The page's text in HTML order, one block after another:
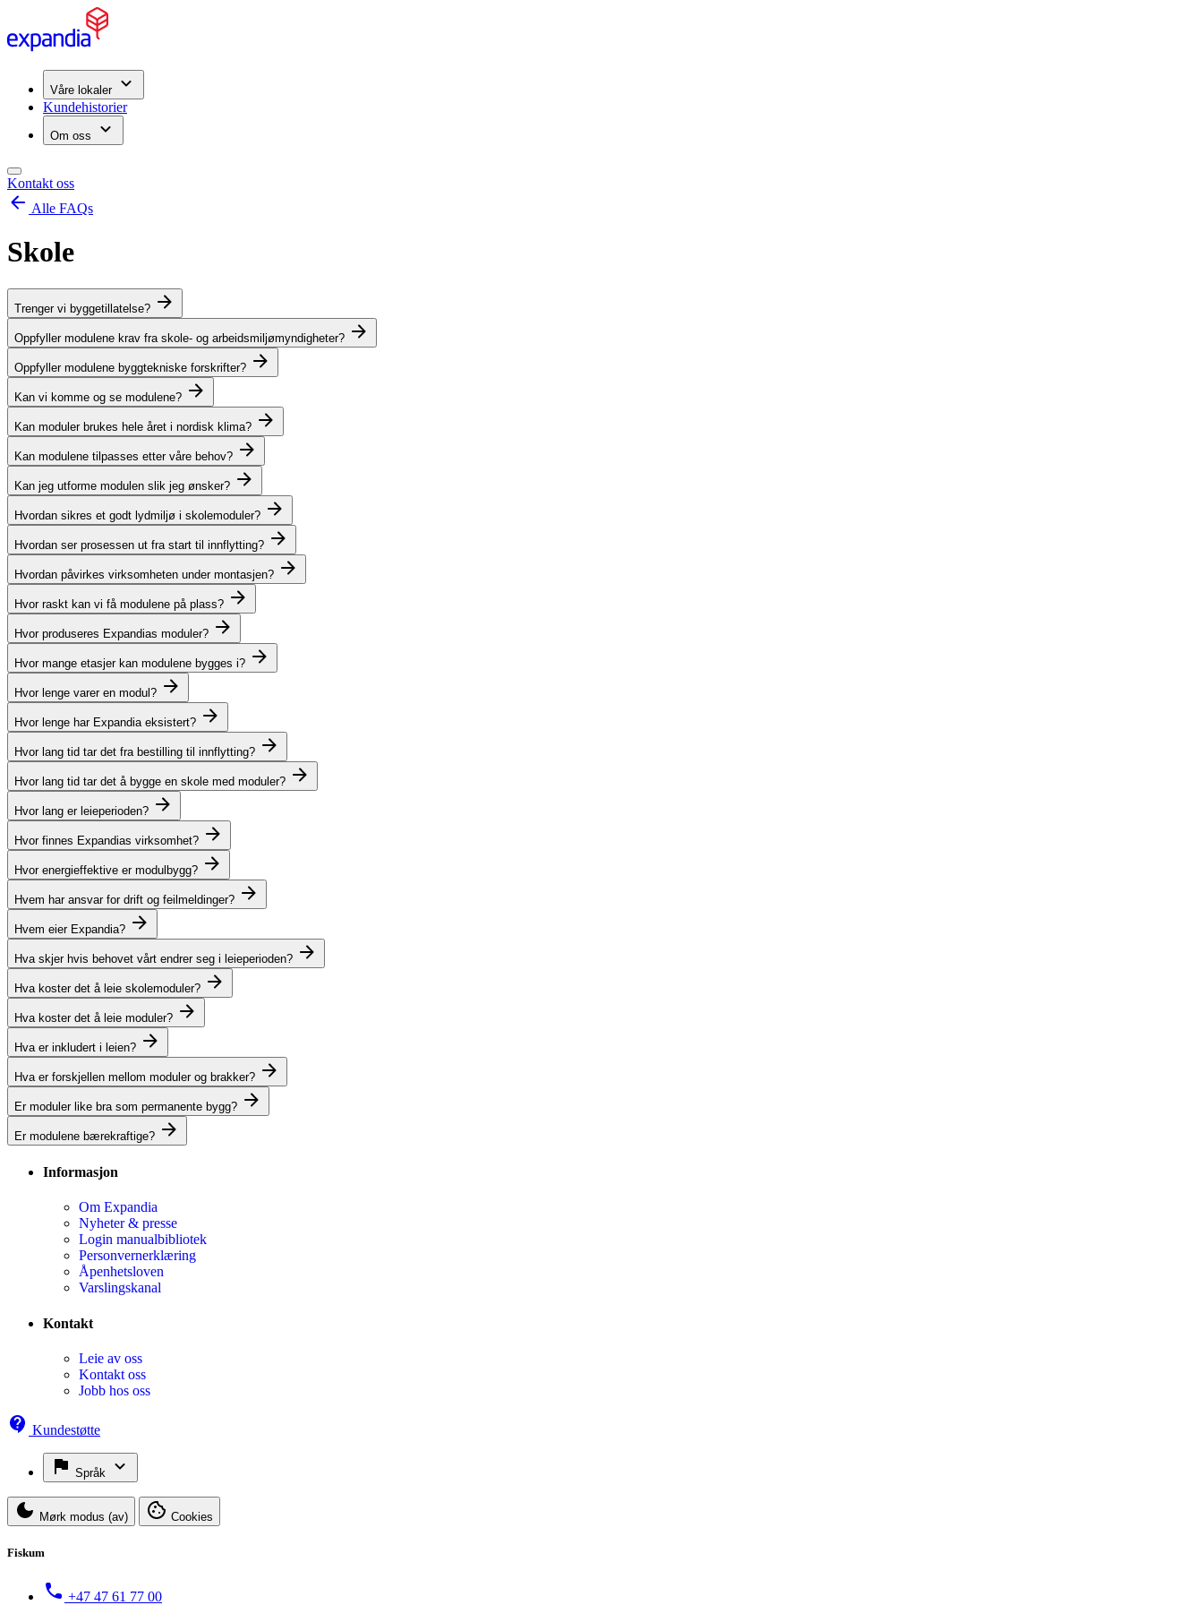
Våre lokaler
Kundehistorier
Om oss
Kontakt oss
Alle FAQs
Skole
Trenger vi byggetillatelse?
Oppfyller modulene krav fra skole- og arbeidsmiljømyndigheter?
Oppfyller modulene byggtekniske forskrifter?
Kan vi komme og se modulene?
Kan moduler brukes hele året i nordisk klima?
Kan modulene tilpasses etter våre behov?
Kan jeg utforme modulen slik jeg ønsker?
Hvordan sikres et godt lydmiljø i skolemoduler?
Hvordan ser prosessen ut fra start til innflytting?
Hvordan påvirkes virksomheten under montasjen?
Hvor raskt kan vi få modulene på plass?
Hvor produseres Expandias moduler?
Hvor mange etasjer kan modulene bygges i?
Hvor lenge varer en modul?
Hvor lenge har Expandia eksistert?
Hvor lang tid tar det fra bestilling til innflytting?
Hvor lang tid tar det å bygge en skole med moduler?
Hvor lang er leieperioden?
Hvor finnes Expandias virksomhet?
Hvor energieffektive er modulbygg?
Hvem har ansvar for drift og feilmeldinger?
Hvem eier Expandia?
Hva skjer hvis behovet vårt endrer seg i leieperioden?
Hva koster det å leie skolemoduler?
Hva koster det å leie moduler?
Hva er inkludert i leien?
Hva er forskjellen mellom moduler og brakker?
Er moduler like bra som permanente bygg?
Er modulene bærekraftige?
Informasjon
Om Expandia
Nyheter & presse
Login manualbibliotek
Personvernerklæring
Åpenhetsloven
Varslingskanal
Kontakt
Leie av oss
Kontakt oss
Jobb hos oss
Kundestøtte
Språk
Mørk modus (av) Cookies
Fiskum
+47 47 61 77 00